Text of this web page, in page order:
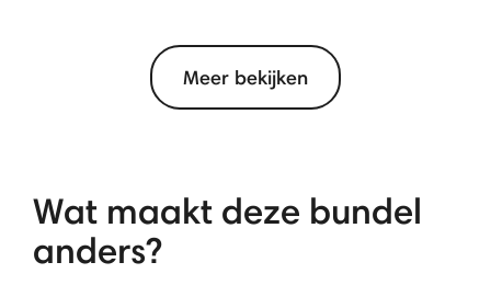
Meer bekijken
Wat maakt deze bundel
anders?